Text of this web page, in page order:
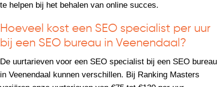
te helpen bij het behalen van online succes.
Hoeveel kost een SEO specialist per uur
bij een SEO bureau in Veenendaal?
De uurtarieven voor een SEO specialist bij een SEO bureau
in Veenendaal kunnen verschillen. Bij Ranking Masters